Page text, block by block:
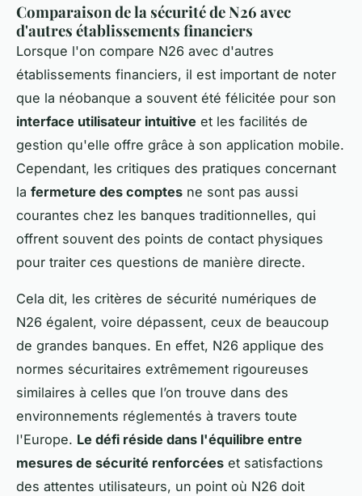
Comparaison de la sécurité de N26 avec
d'autres établissements financiers
Lorsque l'on compare N26 avec d'autres
établissements financiers, il est important de noter
que la néobanque a souvent été félicitée pour son
interface utilisateur intuitive et les facilités de
gestion qu'elle offre grâce à son application mobile.
Cependant, les critiques des pratiques concernant
la fermeture des comptes ne sont pas aussi
courantes chez les banques traditionnelles, qui
offrent souvent des points de contact physiques
pour traiter ces questions de manière directe.
Cela dit, les critères de sécurité numériques de
N26 égalent, voire dépassent, ceux de beaucoup
de grandes banques. En effet, N26 applique des
normes sécuritaires extrêmement rigoureuses
similaires à celles que l’on trouve dans des
environnements réglementés à travers toute
l'Europe. Le défi réside dans l'équilibre entre
mesures de sécurité renforcées et satisfactions
des attentes utilisateurs, un point où N26 doit